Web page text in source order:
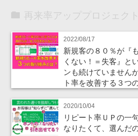
再来率アッププロジェクト
2022/08/17
新規客の８０％が『
くない！＝失客』と
ンも続けていません
ト率を改善する３つ
2020/10/04
リピート率ＵＰの一
なりたくて、選んだの